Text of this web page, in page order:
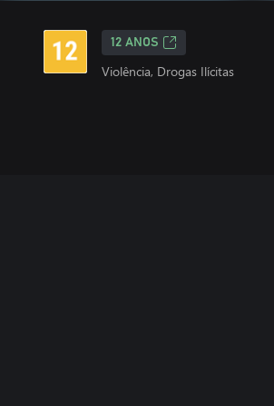
12 ANOS
Violência, Drogas Ilícitas